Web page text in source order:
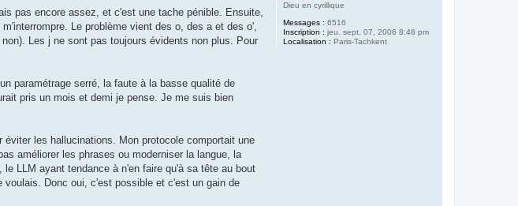
Dieu en cyrillique
Messages : 6516
Inscription : jeu. sept. 07, 2006 8:48 pm
Localisation : Paris-Tachkent
pas encore assez, et c'est une tache pénible. Ensuite,
Le problème vient des o, des a et des o',
Les j ne sont pas toujours évidents non plus. Pour
paramétrage serré, la faute à la basse qualité de
pris un mois et demi je pense. Je me suis bien
les hallucinations. Mon protocole comportait une
améliorer les phrases ou moderniser la langue, la
LLM ayant tendance à n'en faire qu'à sa tête au bout
Donc oui, c'est possible et c'est un gain de